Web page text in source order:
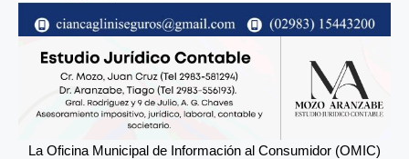
La Oficina Municipal de Información al Consumidor (OMIC)